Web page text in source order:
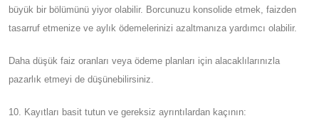
büyük bir bölümünü yiyor olabilir. Borcunuzu konsolide etmek, faizden
tasarruf etmenize ve aylık ödemelerinizi azaltmanıza yardımcı olabilir.
Daha düşük faiz oranları veya ödeme planları için alacaklılarınızla
pazarlık etmeyi de düşünebilirsiniz.
10. Kayıtları basit tutun ve gereksiz ayrıntılardan kaçının: